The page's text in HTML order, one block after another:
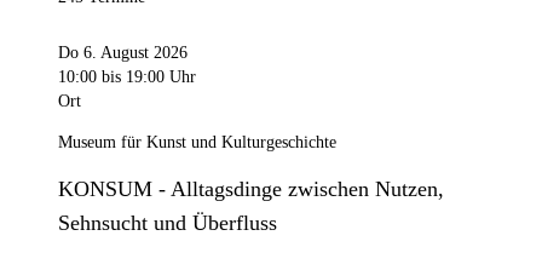
Do 6. August 2026
10:00 bis 19:00 Uhr
Ort
Museum für Kunst und Kulturgeschichte
KONSUM - Alltagsdinge zwischen Nutzen,
Sehnsucht und Überfluss